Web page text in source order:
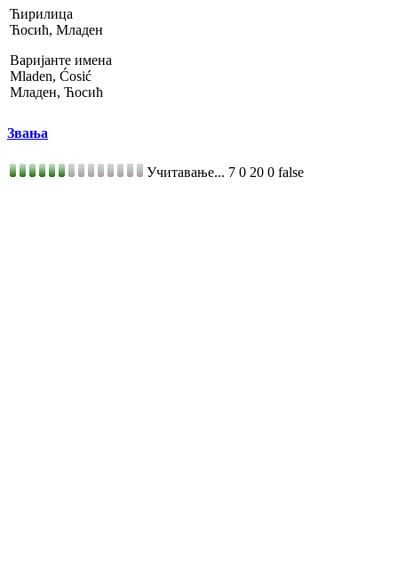
Ћирилица
Ћосић, Младен
Варијанте имена
Mladen, Ćosić
Младен, Ћосић
Звања
Учитавање... 7 0 20 0 false